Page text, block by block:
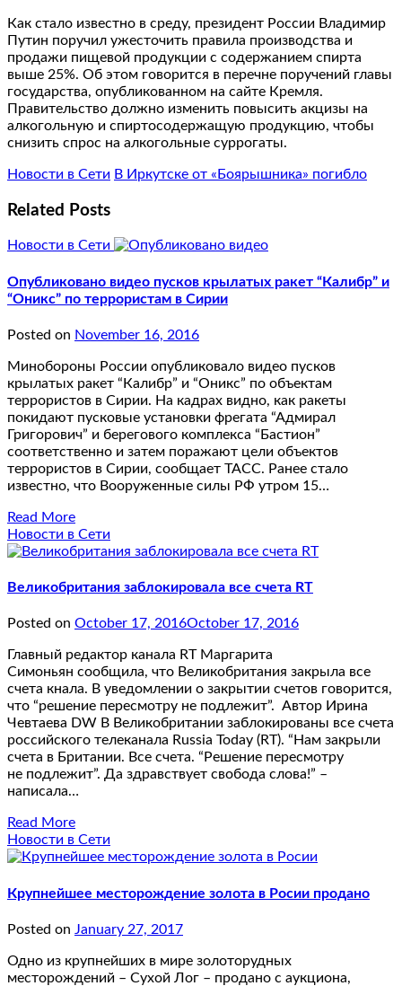
Как стало известно в среду, президент России Владимир
Путин поручил ужесточить правила производства и
продажи пищевой продукции с содержанием спирта
выше 25%. Об этом говорится в перечне поручений главы
государства, опубликованном на сайте Кремля.
Правительство должно изменить повысить акцизы на
алкогольную и спиртосодержащую продукцию, чтобы
снизить спрос на алкогольные суррогаты.
Новости в Сети В Иркутске от «Боярышника» погибло
Related Posts
Новости в Сети
Опубликовано видео пусков крылатых ракет “Калибр” и
“Оникс” по террористам в Сирии
Posted on November 16, 2016
Минобороны России опубликовало видео пусков
крылатых ракет “Калибр” и “Оникс” по объектам
террористов в Сирии. На кадрах видно, как ракеты
покидают пусковые установки фрегата “Адмирал
Григорович” и берегового комплекса “Бастион”
соответственно и затем поражают цели объектов
террористов в Сирии, сообщает ТАСС. Ранее стало
известно, что Вооруженные силы РФ утром 15…
Read More
Новости в Сети
Великобритания заблокировала все счета RT
Posted on October 17, 2016October 17, 2016
Главный редактор канала RT Маргарита
Симоньян сообщила, что Великобритания закрыла все
счета кнала. В уведомлении о закрытии счетов говорится,
что “решение пересмотру не подлежит”. Автор Ирина
Чевтаева DW В Великобритании заблокированы все счета
российского телеканала Russia Today (RT). “Нам закрыли
счета в Британии. Все счета. “Решение пересмотру
не подлежит”. Да здравствует свобода слова!” –
написала…
Read More
Новости в Сети
Крупнейшее месторождение золота в Росии продано
Posted on January 27, 2017
Одно из крупнейших в мире золоторудных
месторождений – Сухой Лог – продано с аукциона,